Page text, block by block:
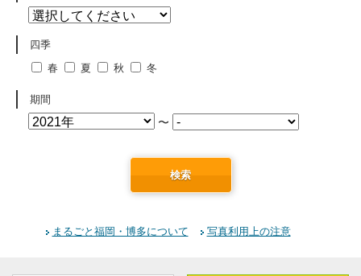
四季
春
夏 秋 冬
期間
〜
検索
まるごと福岡・博多について 写真利用上の注意